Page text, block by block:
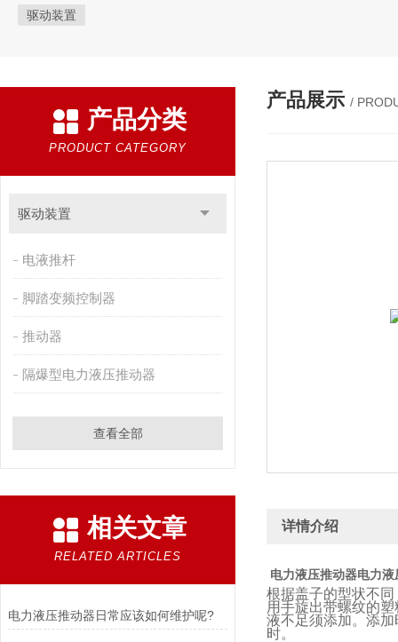
驱动装置
产品分类
PRODUCT CATEGORY
驱动装置
电液推杆
脚踏变频控制器
推动器
隔爆型电力液压推动器
查看全部
相关文章
RELATED ARTICLES
电力液压推动器日常应该如何维护呢?
产品展示 /
详情介绍
电力液压推动器电力液
根据盖子的型状不
用手旋出带螺纹的
液不足须添加。添
时。